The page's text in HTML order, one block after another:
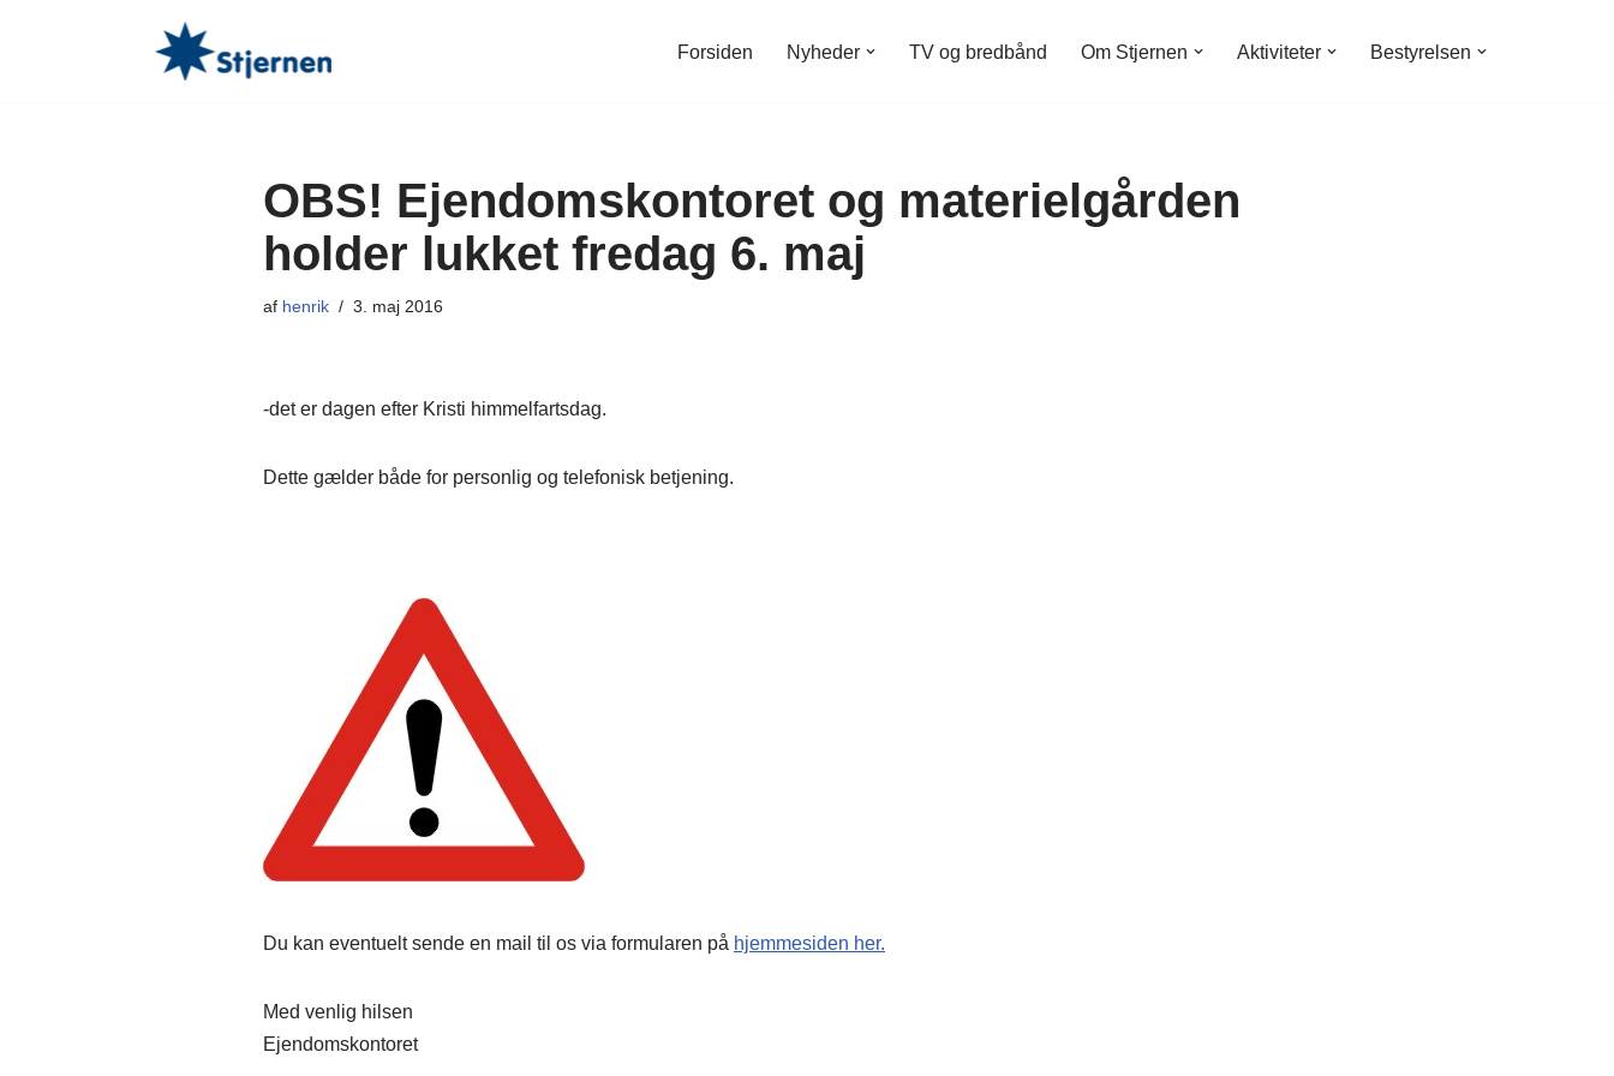
Forsiden Nyheder TV og bredbånd Om Stjernen Aktiviteter Bestyrelsen
OBS! Ejendomskontoret og materielgården
holder lukket fredag 6. maj
af henrik 3. maj 2016
-det er dagen efter Kristi himmelfartsdag.
Dette gælder både for personlig og telefonisk betjening.
Du kan eventuelt sende en mail til os via formularen på hjemmesiden her.
Med venlig hilsen
Ejendomskontoret